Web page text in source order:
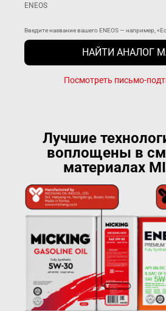
ENEOS
Введите название вашего ENEOS — например,
НАЙТИ АНАЛОГ
Посмотреть письмо-
Лучшие
воплощены в
материалах